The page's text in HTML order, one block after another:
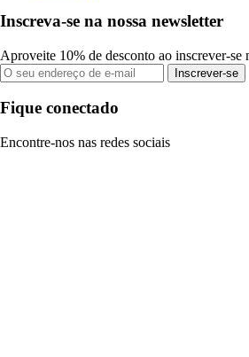
Inscreva-se na nossa newsletter
Aproveite 10% de desconto ao inscrever-se
Inscrever-se
Fique conectado
Encontre-nos nas redes sociais